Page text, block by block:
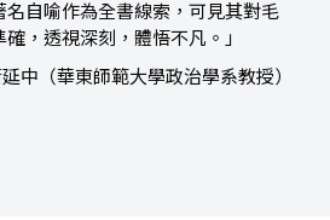
名自喻作為全書線索，可見其對毛
，透視深刻，體悟不凡。」
中（華東師範大學政治學系教授）